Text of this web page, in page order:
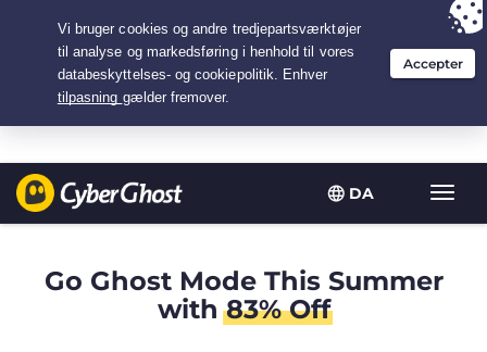
DA
Slå
Your choice:The Best Dealfor 2.1666666666667-years at $
/month
Go Ghost Mode This Summer
with83% Off